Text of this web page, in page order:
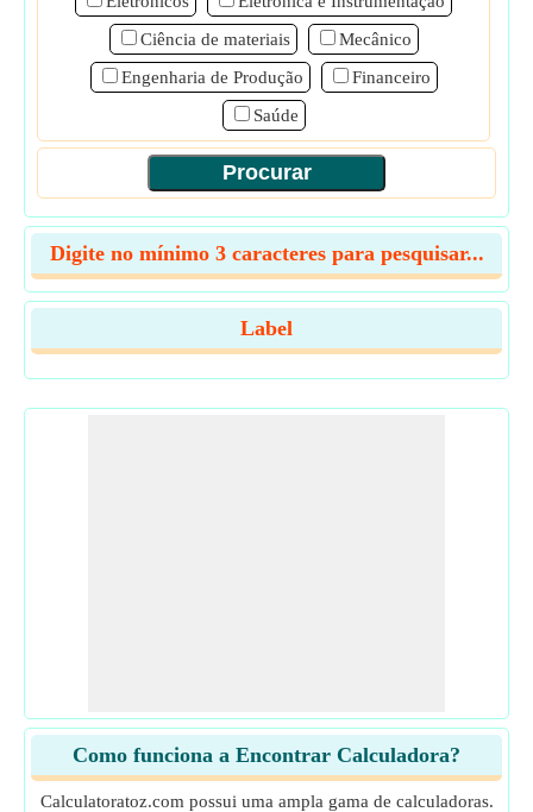
Ciência de materiais
Mecânico
Engenharia de Produção
Financeiro
Saúde
Digite no mínimo 3 caracteres para pesquisar...
Label
Como funciona a Encontrar Calculadora?
Calculatoratoz.com possui uma ampla gama de calculadoras.